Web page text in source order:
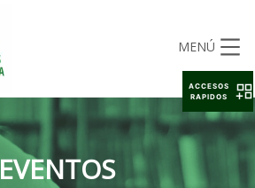
MENÚ
EVENTOS
ACCESOS
RAPIDOS